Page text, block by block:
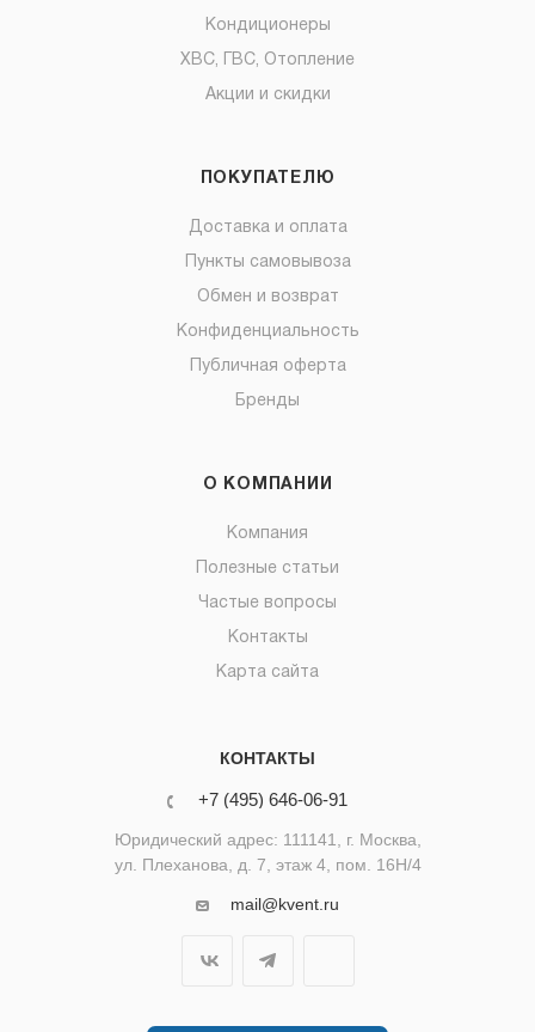
Кондиционеры
ХВС, ГВС, Отопление
Акции и скидки
ПОКУПАТЕЛЮ
Доставка и оплата
Пункты самовывоза
Обмен и возврат
Конфиденциальность
Публичная оферта
Бренды
О КОМПАНИИ
Компания
Полезные статьи
Частые вопросы
Контакты
Карта сайта
КОНТАКТЫ
+7 (495) 646-06-91
Юридический адрес: 111141, г. Москва,
ул. Плеханова, д. 7, этаж 4, пом. 16Н/4
mail@kvent.ru